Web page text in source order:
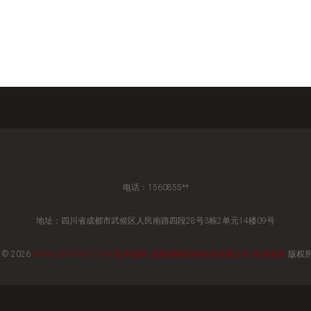
电话：1560855**
地址：四川省成都市武侯区人民南路四段28号3栋2单元14楼09号
© 2026 WWW.ZHYUWZ.COM 技术服务 成都满腹经纶科技有限公司 技术服务 版权